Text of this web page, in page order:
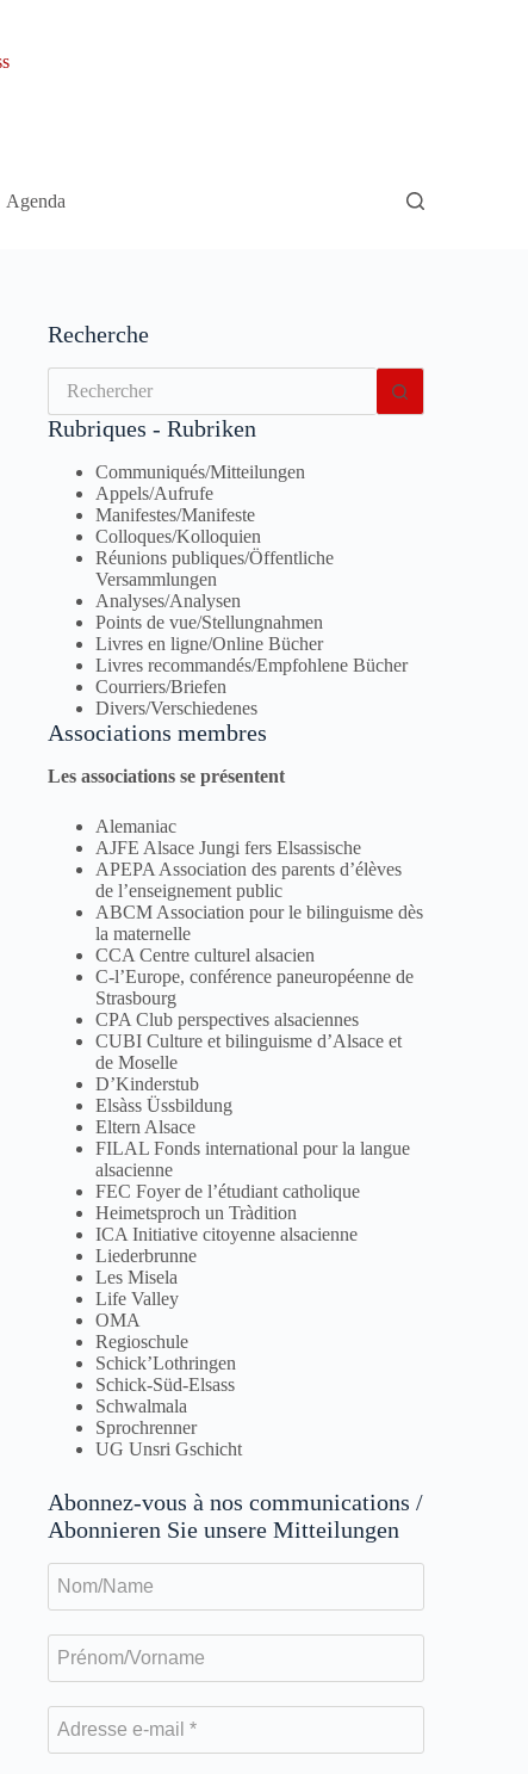
Agenda
Recherche
Aucun
résultat
Rubriques - Rubriken
Communiqués/Mitteilungen
Appels/Aufrufe
Manifestes/Manifeste
Colloques/Kolloquien
Réunions publiques/Öffentliche
Versammlungen
Analyses/Analysen
Points de vue/Stellungnahmen
Livres en ligne/Online Bücher
Livres recommandés/Empfohlene Bücher
Courriers/Briefen
Divers/Verschiedenes
Associations membres
Les associations se présentent
Alemaniac
AJFE Alsace Jungi fers Elsassische
APEPA Association des parents d’élèves
de l’enseignement public
ABCM Association pour le bilinguisme dès
la maternelle
CCA Centre culturel alsacien
C-l’Europe, conférence paneuropéenne de
Strasbourg
CPA Club perspectives alsaciennes
CUBI Culture et bilinguisme d’Alsace et
de Moselle
D’Kinderstub
Elsàss Üssbildung
Eltern Alsace
FILAL Fonds international pour la langue
alsacienne
FEC Foyer de l’étudiant catholique
Heimetsproch un Tràdition
ICA Initiative citoyenne alsacienne
Liederbrunne
Les Misela
Life Valley
OMA
Regioschule
Schick’Lothringen
Schick-Süd-Elsass
Schwalmala
Sprochrenner
UG Unsri Gschicht
Abonnez-vous à nos communications /
Abonnieren Sie unsere Mitteilungen
Prénom/Vorname
e-